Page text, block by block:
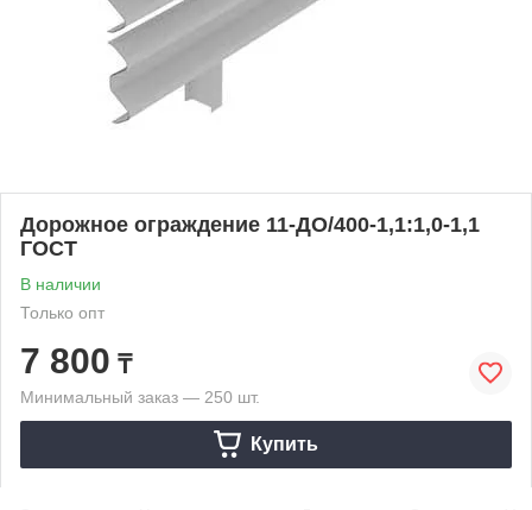
Дорожное ограждение 11-ДО/400-1,1:1,0-1,1
ГОСТ
В наличии
Только опт
7 800 ₸
Минимальный заказ — 250 шт.
Купить